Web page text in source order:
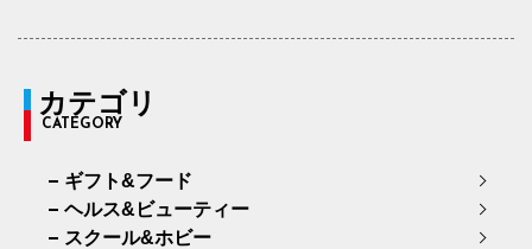
カテゴリ
CATEGORY
ギフト&フード
ヘルス&ビューティー
スクール&ホビー